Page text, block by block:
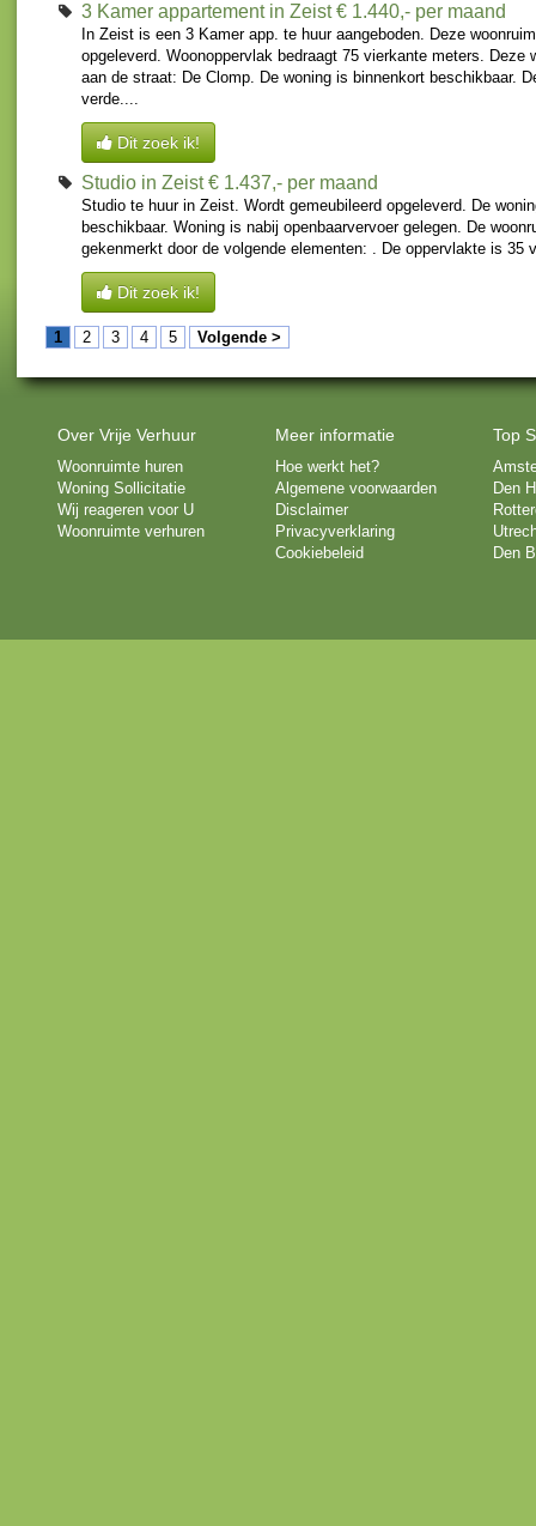
3 Kamer appartement in Zeist € 1.440,- per maand
In Zeist is een 3 Kamer app. te huur aangeboden. Deze
opgeleverd. Woonoppervlak bedraagt 75 vierkante meters. Deze
aan de straat: De Clomp. De woning is binnenkort beschikbaar.
verde....
Dit zoek ik!
Studio in Zeist € 1.437,- per maand
Studio te huur in Zeist. Wordt gemeubileerd opgeleverd. De
beschikbaar. Woning is nabij openbaarvervoer gelegen. De
gekenmerkt door de volgende elementen: . De oppervlakte is 35
Dit zoek ik!
1 2 3 4 5 Volgende >
Over Vrije Verhuur
Woonruimte huren
Woning Sollicitatie
Wij reageren voor U
Woonruimte verhuren
Meer informatie
Hoe werkt het?
Algemene voorwaarden
Disclaimer
Privacyverklaring
Cookiebeleid
Top
Den
Den